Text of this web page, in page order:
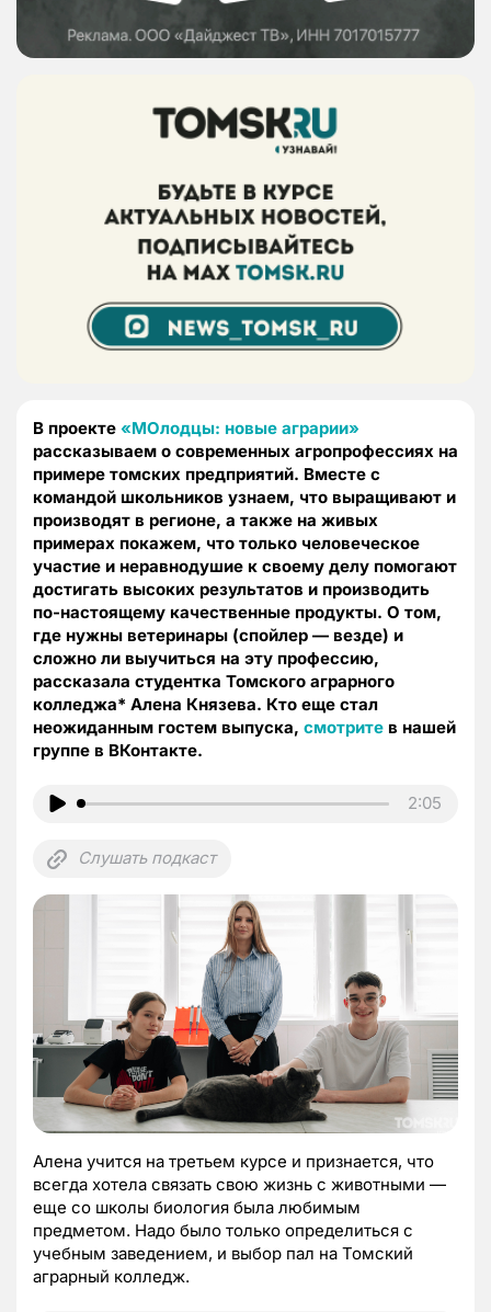
В проекте «МОлодцы: новые аграрии»
рассказываем о современных агропрофессиях на
примере томских предприятий. Вместе с
командой школьников узнаем, что выращивают и
производят в регионе, а также на живых
примерах покажем, что только человеческое
участие и неравнодушие к своему делу помогают
достигать высоких результатов и производить
по-настоящему качественные продукты. О том,
где нужны ветеринары (спойлер — везде) и
сложно ли выучиться на эту профессию,
рассказала студентка Томского аграрного
колледжа* Алена Князева. Кто еще стал
неожиданным гостем выпуска, смотрите в нашей
группе в ВКонтакте.
2:05
Слушать подкаст
Алена учится на третьем курсе и признается, что
всегда хотела связать свою жизнь с животными —
еще со школы биология была любимым
предметом. Надо было только определиться с
учебным заведением, и выбор пал на Томский
аграрный колледж.